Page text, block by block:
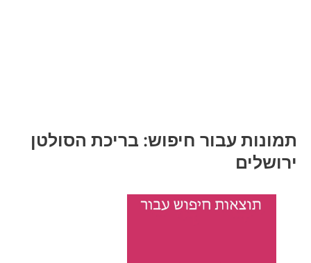
תמונות עבור חיפוש: בריכת הסולטן
ירושלים